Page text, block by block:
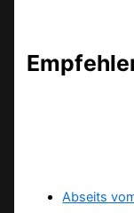
Abseits